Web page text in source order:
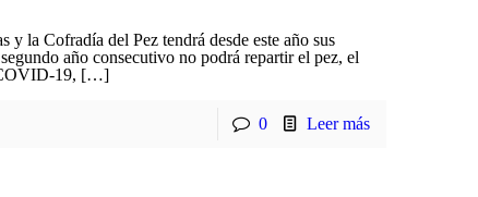
la Cofradía del Pez tendrá desde este año sus
año consecutivo no podrá repartir el pez, el
COVID-19, […]
0 Leer más